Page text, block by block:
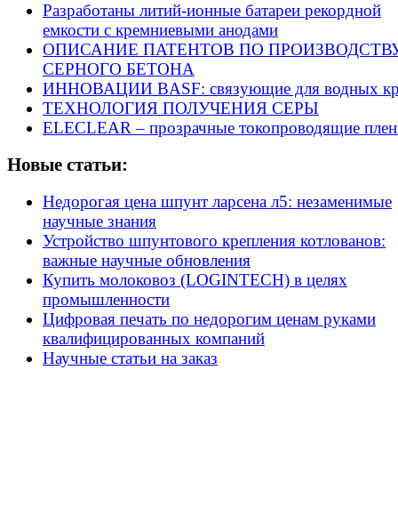
Разработаны литий-ионные батареи рекордной
емкости с кремниевыми анодами
ОПИСАНИЕ ПАТЕНТОВ ПО
СЕРНОГО БЕТОНА
ИННОВАЦИИ BASF: связующие для водных
ТЕХНОЛОГИЯ ПОЛУЧЕНИЯ СЕРЫ
ELECLEAR – прозрачные токопроводящие
Новые статьи:
Недорогая цена шпунт ларсена л5: незаменимые
научные знания
Устройство шпунтового крепления котлованов:
важные научные обновления
Купить молоковоз (LOGINTECH) в целях
промышленности
Цифровая печать по недорогим ценам руками
квалифицированных компаний
Научные статьи на заказ